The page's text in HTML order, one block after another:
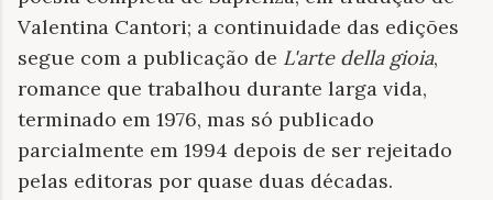
Valentina Cantori; a continuidade das edições
segue com a publicação de L'arte della gioia,
romance que trabalhou durante larga vida,
terminado em 1976, mas só publicado
parcialmente em 1994 depois de ser rejeitado
pelas editoras por quase duas décadas.